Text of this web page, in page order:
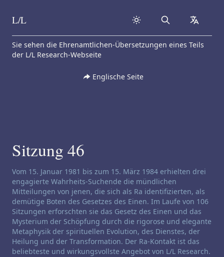
Skip to content
L/L Search
Sie sehen die Ehrenamtlichen-Übersetzungen eines Teils
der L/L Research-Webseite
Englische Seite
Sitzung 46
Haftungsausschluss für Channeling:
Vom 15. Januar 1981 bis zum 15. März 1984 erhielten drei
engagierte Wahrheits-Suchende die mündlichen
Mitteilungen von jenen, die sich als Ra identifizierten, als
demütige Boten des Gesetzes des Einen. Im Laufe von 106
Sitzungen erforschten sie das Gesetz des Einen und das
Mysterium der Schöpfung durch die rigorose und elegante
Metaphysik der spirituellen Evolution, des Dienstes, der
Heilung und der Transformation. Der Ra-Kontakt ist das
beliebteste und wirkungsvollste Angebot von L/L Research.